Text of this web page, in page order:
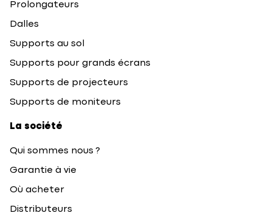
Prolongateurs
Dalles
Supports au sol
Supports pour grands écrans
Supports de projecteurs
Supports de moniteurs
La société
Qui sommes nous ?
Garantie à vie
Où acheter
Distributeurs